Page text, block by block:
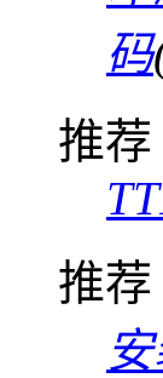
码
推荐
推荐